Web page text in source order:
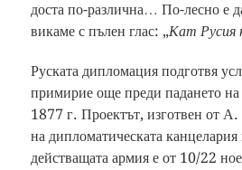
доста по-различна… По-лесно е
викаме с пълен глас: „Кат Русия
Руската дипломация подготвя
примирие още преди падането
1877 г. Проектът, изготвен от
на дипломатическата
действащата армия е от 10/22